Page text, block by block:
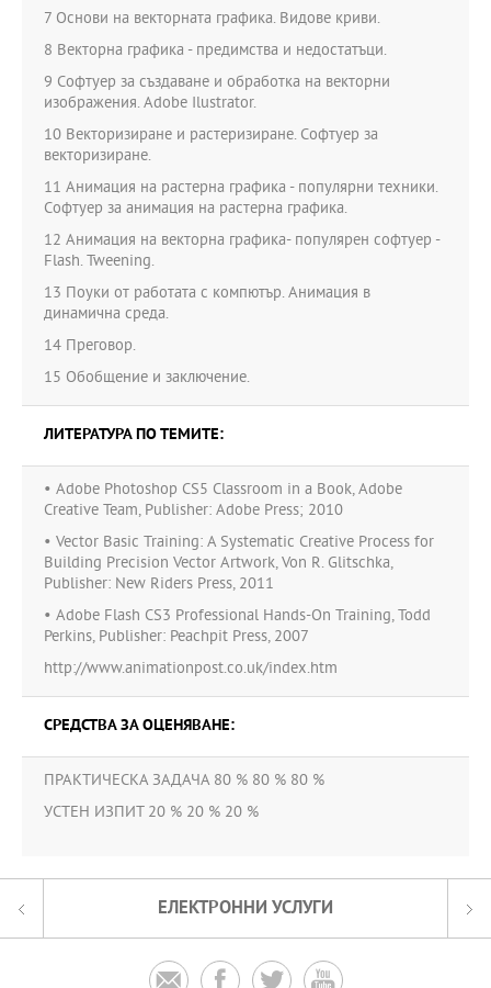
7 Основи на векторната графика. Видове криви.
8 Векторна графика - предимства и недостатъци.
9 Софтуер за създаване и обработка на векторни
изображения. Adobe Ilustrator.
10 Векторизиране и растеризиране. Софтуер за
векторизиране.
11 Анимация на растерна графика - популярни техники.
Софтуер за анимация на растерна графика.
12 Анимация на векторна графика- популярен софтуер -
Flash. Tweening.
13 Поуки от работата с компютър. Анимация в
динамична среда.
14 Преговор.
15 Обобщение и заключение.
ЛИТЕРАТУРА ПО ТЕМИТЕ:
• Adobe Photoshop CS5 Classroom in a Book, Adobe
Creative Team, Publisher: Adobe Press; 2010
• Vector Basic Training: A Systematic Creative Process for
Building Precision Vector Artwork, Von R. Glitschka,
Publisher: New Riders Press, 2011
• Adobe Flash CS3 Professional Hands-On Training, Todd
Perkins, Publisher: Peachpit Press, 2007
http://www.animationpost.co.uk/index.htm
СРЕДСТВА ЗА ОЦЕНЯВАНЕ:
ПРАКТИЧЕСКА ЗАДАЧА 80 % 80 % 80 %
УСТЕН ИЗПИТ 20 % 20 % 20 %
ЕЛЕКТРОННИ УСЛУГИ
   